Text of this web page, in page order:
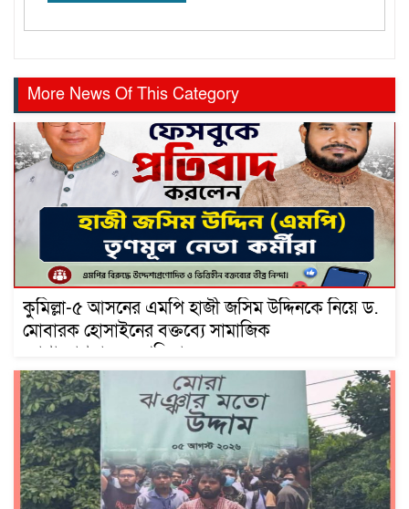
More News Of This Category
কুমিল্লা-৫ আসনের এমপি হাজী জসিম উদ্দিনকে নিয়ে ড.
মোবারক হোসাইনের বক্তব্যে সামাজিক
যোগাযোগমাধ্যমে প্রতিবাদ